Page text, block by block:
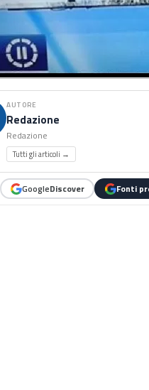
AUTORE
Redazione
Redazione
Tutti gli articoli →
GoogleDiscover Fonti